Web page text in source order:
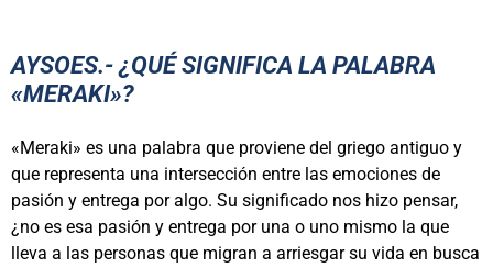
AYSOES.- ¿QUÉ SIGNIFICA LA PALABRA
«MERAKI»?
«Meraki» es una palabra que proviene del griego antiguo y
que representa una intersección entre las emociones de
pasión y entrega por algo. Su significado nos hizo pensar,
¿no es esa pasión y entrega por una o uno mismo la que
lleva a las personas que migran a arriesgar su vida en busca